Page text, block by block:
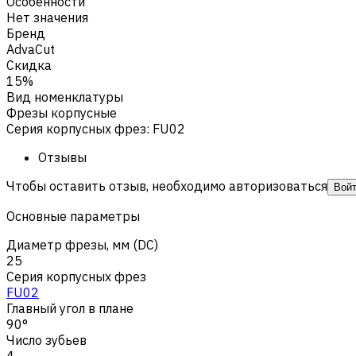
Нет значения
Бренд
AdvaCut
Скидка
15%
Вид номенклатуры
Фрезы корпусные
Серия корпусных фрез: FU02
Отзывы
Чтобы оставить отзыв, необходимо авторизоваться
Основные параметры
Диаметр фрезы, мм (DC)
25
Серия корпусных фрез
FU02
Главный угол в плане
90°
Число зубьев